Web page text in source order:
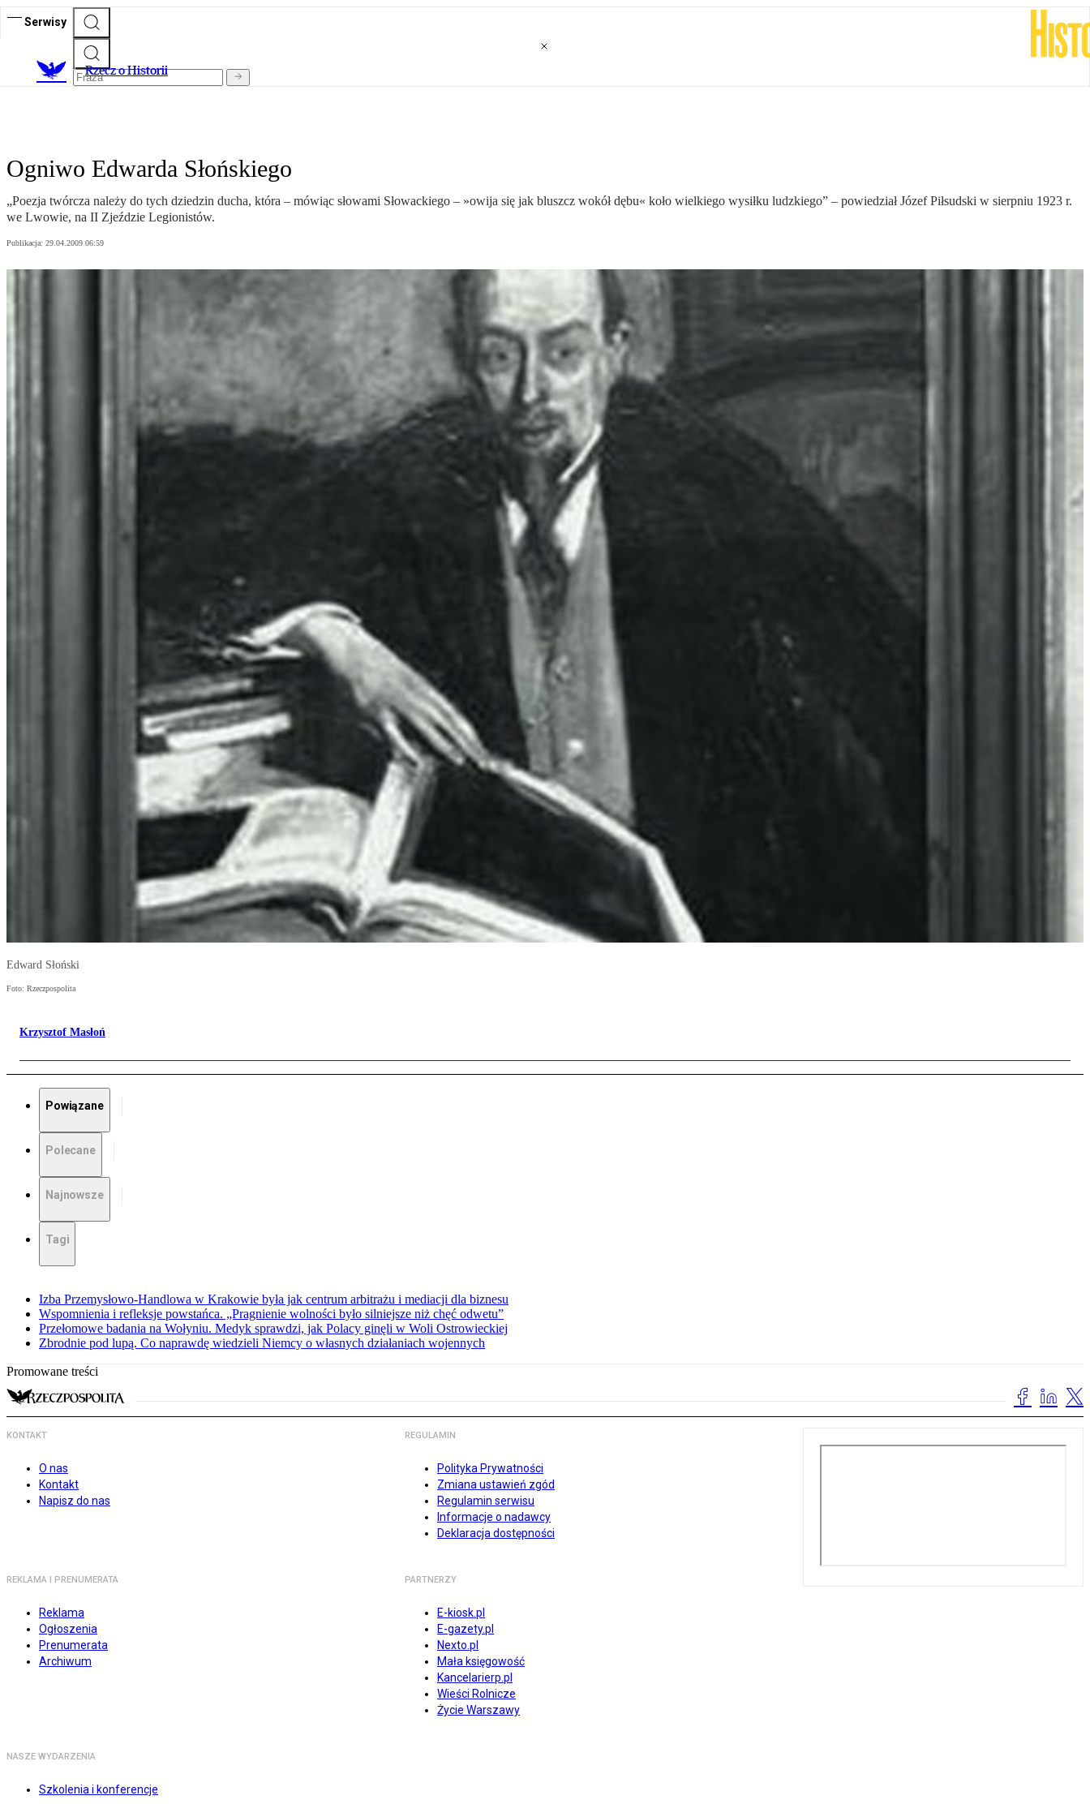
Serwisy
Rzecz o Historii
Ogniwo Edwarda Słońskiego
„Poezja twórcza należy do tych dziedzin ducha, która – mówiąc słowami Słowackiego – »owija się jak bluszcz wokół dębu« koło wielkiego wysiłku ludzkiego” – powiedział Józef Piłsudski w sierpniu 1923 r.
we Lwowie, na II Zjeździe Legionistów.
Publikacja: 29.04.2009 06:59
Edward Słoński
Foto: Rzeczpospolita
Krzysztof Masłoń
Powiązane
Polecane
Najnowsze
Tagi
Izba Przemysłowo-Handlowa w Krakowie była jak centrum arbitrażu i mediacji dla biznesu
Wspomnienia i refleksje powstańca. „Pragnienie wolności było silniejsze niż chęć odwetu”
Przełomowe badania na Wołyniu. Medyk sprawdzi, jak Polacy ginęli w Woli Ostrowieckiej
Zbrodnie pod lupą. Co naprawdę wiedzieli Niemcy o własnych działaniach wojennych
Promowane treści
KONTAKT
O nas
Kontakt
Napisz do nas
REGULAMIN
Polityka Prywatności
Zmiana ustawień zgód
Regulamin serwisu
Informacje o nadawcy
Deklaracja dostępności
REKLAMA I PRENUMERATA
Reklama
Ogłoszenia
Prenumerata
Archiwum
PARTNERZY
E-kiosk.pl
E-gazety.pl
Nexto.pl
Mała księgowość
Kancelarierp.pl
Wieści Rolnicze
Życie Warszawy
NASZE WYDARZENIA
Szkolenia i konferencje